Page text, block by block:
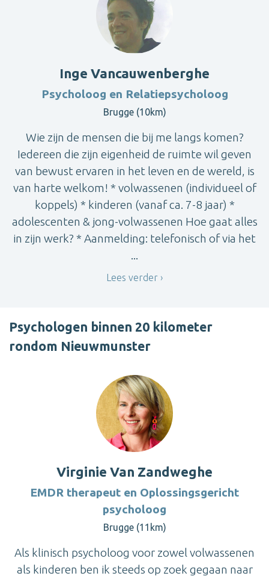
Inge Vancauwenberghe
Psycholoog en Relatiepsycholoog
Brugge (10km)
Wie zijn de mensen die bij me langs komen?
Iedereen die zijn eigenheid de ruimte wil geven
van bewust ervaren in het leven en de wereld, is
van harte welkom! * volwassenen (individueel of
koppels) * kinderen (vanaf ca. 7-8 jaar) *
adolescenten & jong-volwassenen Hoe gaat alles
in zijn werk? * Aanmelding: telefonisch of via het
...
Lees verder
Psychologen binnen 20 kilometer
rondom Nieuwmunster
Virginie Van Zandweghe
EMDR therapeut en Oplossingsgericht
psycholoog
Brugge (11km)
Als klinisch psycholoog voor zowel volwassenen
als kinderen ben ik steeds op zoek gegaan naar